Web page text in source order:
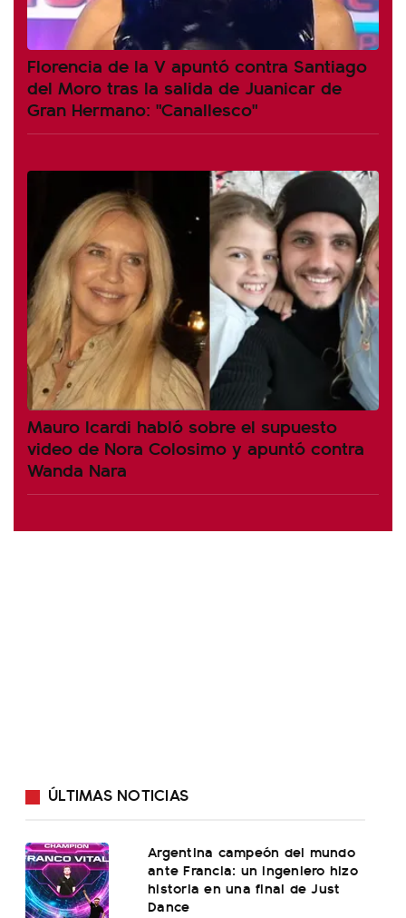
Florencia de la V apuntó contra Santiago
del Moro tras la salida de Juanicar de
Gran Hermano: "Canallesco"
Mauro Icardi habló sobre el supuesto
video de Nora Colosimo y apuntó contra
Wanda Nara
ÚLTIMAS NOTICIAS
Argentina campeón del mundo
ante Francia: un ingeniero hizo
historia en una final de Just
Dance